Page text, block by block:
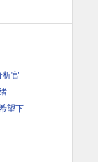
析官
望下